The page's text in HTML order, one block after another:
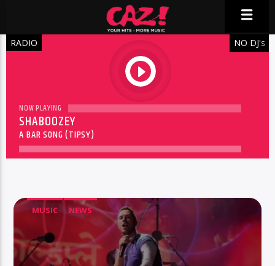
RADIO
play
NO DJ'S
NOW PLAYING
SHABOOZEY
A BAR SONG (TIPSY)
MUSIC NEWS